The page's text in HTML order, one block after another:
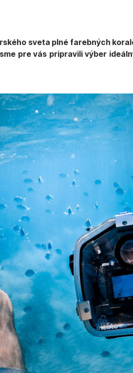
sveta plné farebných
pre vás pripravili výber